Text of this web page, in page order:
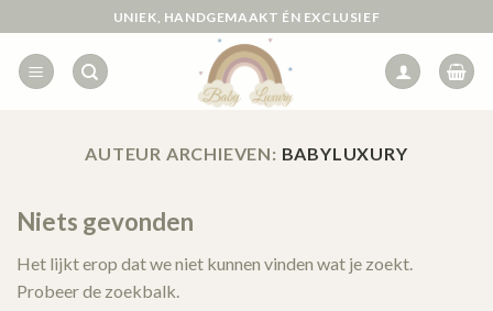
naar
inhoud
UNIEK, HANDGEMAAKT ÉN EXCLUSIEF
AUTEUR ARCHIEVEN: BABYLUXURY
Niets gevonden
Het lijkt erop dat we niet kunnen vinden wat je zoekt.
Probeer de zoekbalk.